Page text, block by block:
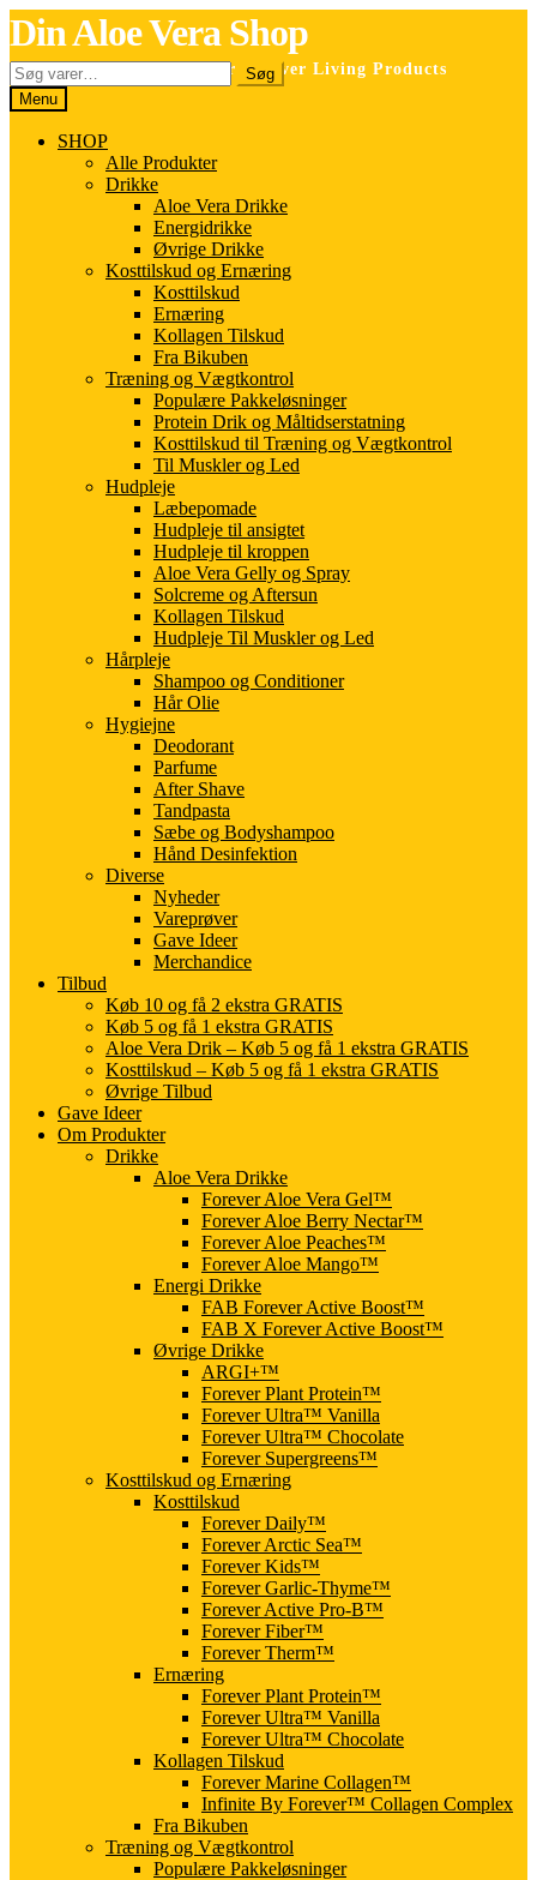
Spring
til
navigation
Spring
til
indhold
Din Aloe Vera Shop
Selvstændig forhandler for Forever Living Products
Søg
efter:
Søg
Menu
SHOP
Alle Produkter
Drikke
Aloe Vera Drikke
Energidrikke
Øvrige Drikke
Kosttilskud og Ernæring
Kosttilskud
Ernæring
Kollagen Tilskud
Fra Bikuben
Træning og Vægtkontrol
Populære Pakkeløsninger
Protein Drik og Måltidserstatning
Kosttilskud til Træning og Vægtkontrol
Til Muskler og Led
Hudpleje
Læbepomade
Hudpleje til ansigtet
Hudpleje til kroppen
Aloe Vera Gelly og Spray
Solcreme og Aftersun
Kollagen Tilskud
Hudpleje Til Muskler og Led
Hårpleje
Shampoo og Conditioner
Hår Olie
Hygiejne
Deodorant
Parfume
After Shave
Tandpasta
Sæbe og Bodyshampoo
Hånd Desinfektion
Diverse
Nyheder
Vareprøver
Gave Ideer
Merchandice
Tilbud
Køb 10 og få 2 ekstra GRATIS
Køb 5 og få 1 ekstra GRATIS
Aloe Vera Drik – Køb 5 og få 1 ekstra GRATIS
Kosttilskud – Køb 5 og få 1 ekstra GRATIS
Øvrige Tilbud
Gave Ideer
Om Produkter
Drikke
Aloe Vera Drikke
Forever Aloe Vera Gel™
Forever Aloe Berry Nectar™
Forever Aloe Peaches™
Forever Aloe Mango™
Energi Drikke
FAB Forever Active Boost™
FAB X Forever Active Boost™
Øvrige Drikke
ARGI+™
Forever Plant Protein™
Forever Ultra™ Vanilla
Forever Ultra™ Chocolate
Forever Supergreens™
Kosttilskud og Ernæring
Kosttilskud
Forever Daily™
Forever Arctic Sea™
Forever Kids™
Forever Garlic-Thyme™
Forever Active Pro-B™
Forever Fiber™
Forever Therm™
Ernæring
Forever Plant Protein™
Forever Ultra™ Vanilla
Forever Ultra™ Chocolate
Kollagen Tilskud
Forever Marine Collagen™
Infinite By Forever™ Collagen Complex
Fra Bikuben
Træning og Vægtkontrol
Populære Pakkeløsninger